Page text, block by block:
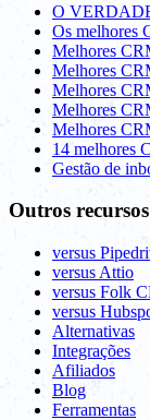
O
Os melhores
Melhores
Melhores
Melhores
Melhores
Melhores
14 melhores
Gestão de
Outros recursos
versus
versus Attio
versus Folk
versus
Alternativas
Integrações
Afiliados
Blog
Ferramentas